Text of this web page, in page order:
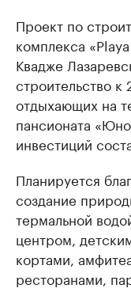
Проект по
комплекса
Квадже
строительство к
отдыхающих на
пансионата
инвестиций
Планируется
создание
термальной
центром,
кортами,
ресторанами,